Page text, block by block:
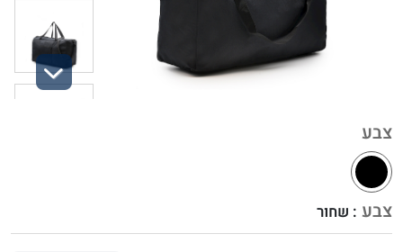
צבע
צבע : שחור
Next